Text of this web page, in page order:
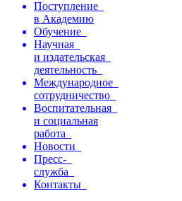
Поступление
в Академию
Обучение
Научная
и издательская
деятельность
Международное
сотрудничество
Воспитательная
и социальная
работа
Новости
Пресс-
служба
Контакты